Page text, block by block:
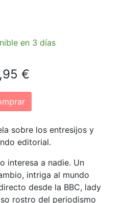
en 3 días
€
sobre los entresijos y
editorial.
interesa a nadie. Un
intriga al mundo
desde la BBC, lady
rostro del periodismo